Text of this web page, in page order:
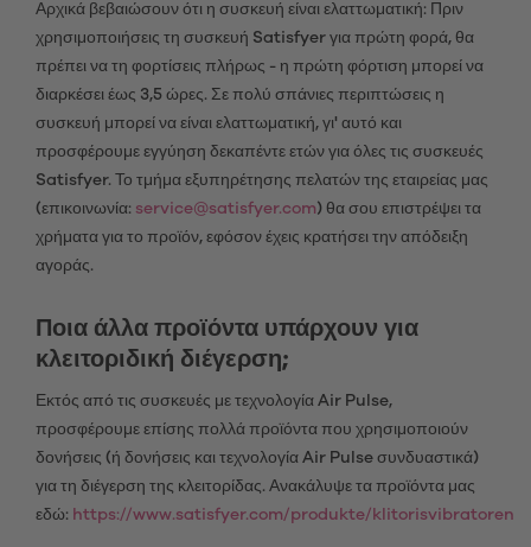
Αρχικά βεβαιώσουν ότι η συσκευή είναι ελαττωματική: Πριν
χρησιμοποιήσεις τη συσκευή Satisfyer για πρώτη φορά, θα
πρέπει να τη φορτίσεις πλήρως - η πρώτη φόρτιση μπορεί να
διαρκέσει έως 3,5 ώρες. Σε πολύ σπάνιες περιπτώσεις η
συσκευή μπορεί να είναι ελαττωματική, γι' αυτό και
προσφέρουμε εγγύηση δεκαπέντε ετών για όλες τις συσκευές
Satisfyer. Το τμήμα εξυπηρέτησης πελατών της εταιρείας μας
(επικοινωνία: service@satisfyer.com) θα σου επιστρέψει τα
χρήματα για το προϊόν, εφόσον έχεις κρατήσει την απόδειξη
αγοράς.
Ποια άλλα προϊόντα υπάρχουν για
κλειτοριδική διέγερση;
Εκτός από τις συσκευές με τεχνολογία Air Pulse,
προσφέρουμε επίσης πολλά προϊόντα που χρησιμοποιούν
δονήσεις (ή δονήσεις και τεχνολογία Air Pulse συνδυαστικά)
για τη διέγερση της κλειτορίδας. Ανακάλυψε τα προϊόντα μας
εδώ: https://www.satisfyer.com/produkte/klitorisvibratoren